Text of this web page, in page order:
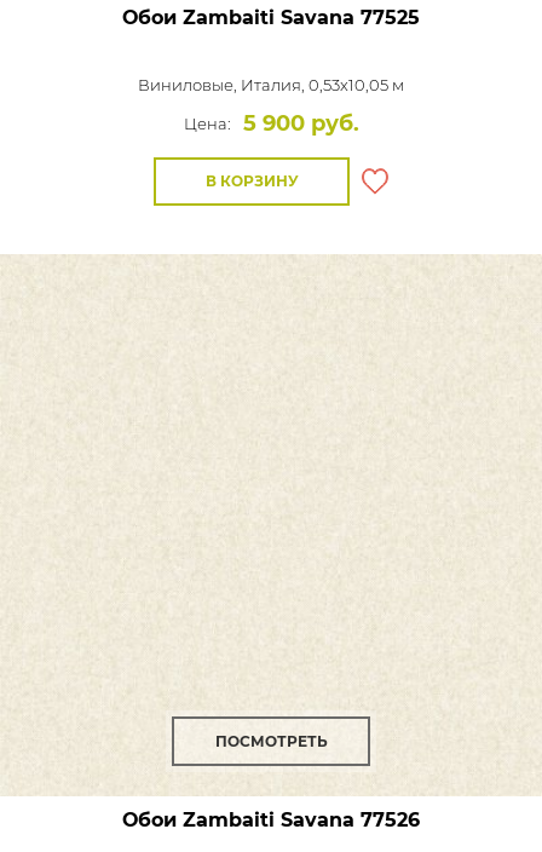
Обои Zambaiti Savana 77525
Виниловые, Италия, 0,53x10,05 м
Цена:
5 900 руб.
В КОРЗИНУ
ПОСМОТРЕТЬ
Обои Zambaiti Savana 77526